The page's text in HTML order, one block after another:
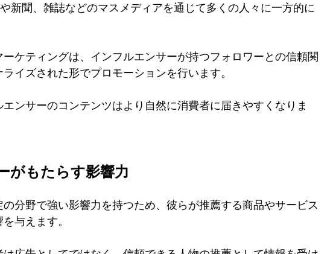
新聞、雑誌などのマスメディアを通じて多くの人々に一方的に
ケティングは、インフルエンサーが持つフォロワーとの信頼関
イズされた形でプロモーションを行います。
ンサーのコンテンツはより自然に消費者に届きやすくなりま
がもたらす影響力
分野で強い影響力を持つため、彼らが推薦する商品やサービス
与えます。